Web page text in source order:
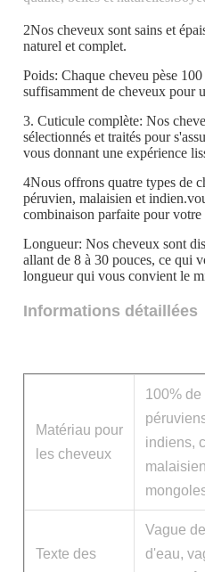
2Nos cheveux sont sains et
naturel et complet.
Poids: Chaque cheveu pèse
suffisamment de cheveux pour
3. Cuticule complète: Nos
sélectionnés et traités pour
vous donnant une expérience
4Nous offrons quatre types de
péruvien, malaisien et
combinaison parfaite pour
Longueur: Nos cheveux sont
allant de 8 à 30 pouces, ce qui
longueur qui vous convient le
Informations détaillées
Matériau pour
les cheveux
100%
indiens,
Texte des
Vague
d'eau,